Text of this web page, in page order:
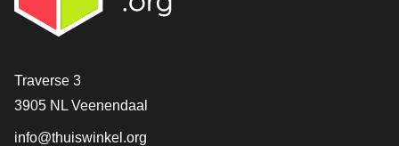
[_General:Contact]
Traverse 3
3905 NL Veenendaal
info@thuiswinkel.org